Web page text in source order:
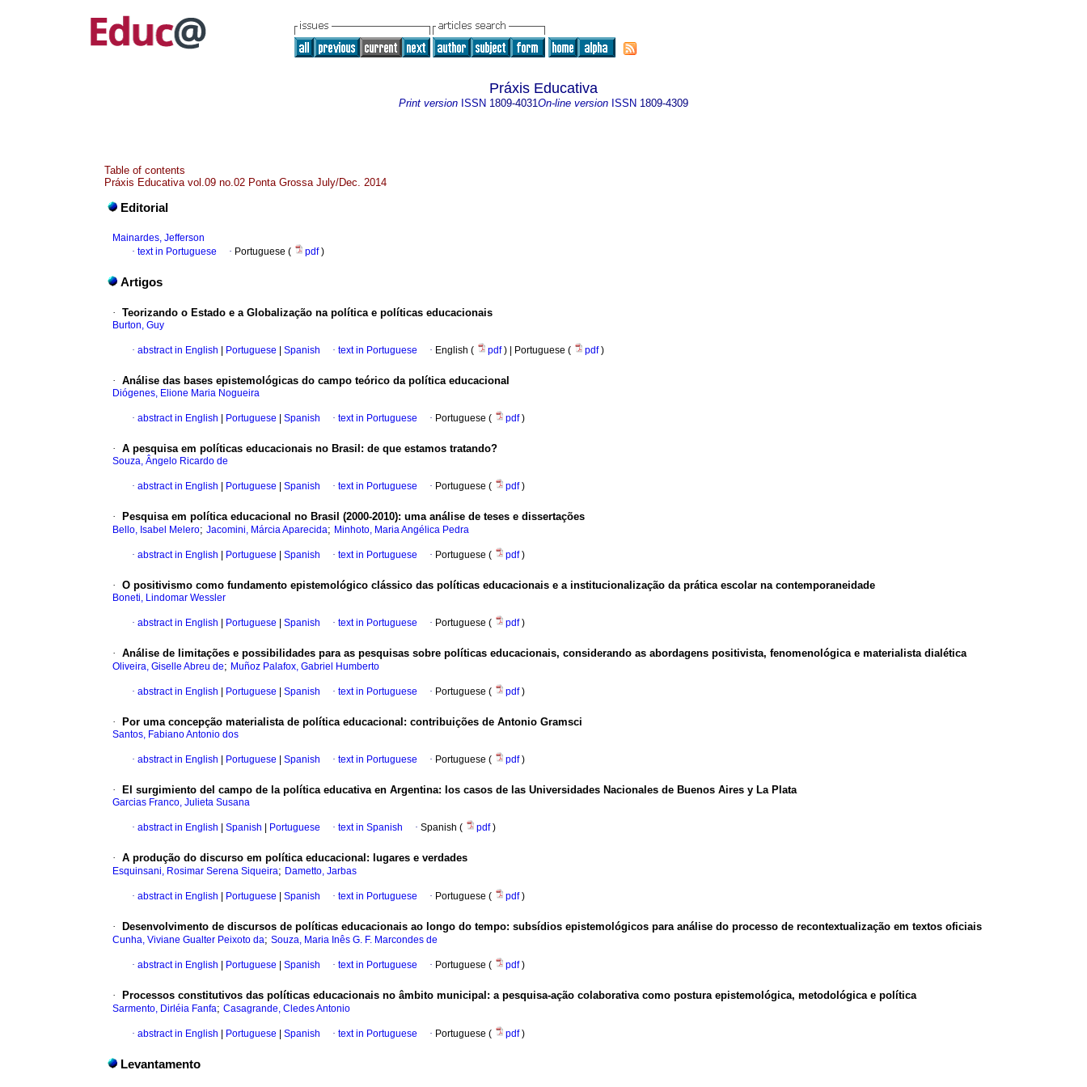
Práxis Educativa
Print version ISSN 1809-4031On-line version ISSN 1809-4309
Table of contents
Práxis Educativa vol.09 no.02 Ponta Grossa July/Dec. 2014
Editorial
Mainardes, Jefferson
· text in Portuguese · Portuguese ( pdf)
Artigos
· Teorizando o Estado e a Globalização na política e políticas educacionais
Burton, Guy
· abstract in English Portuguese Spanish · text in Portuguese · English ( pdf) | Portuguese ( pdf)
· Análise das bases epistemológicas do campo teórico da política educacional
Diógenes, Elione Maria Nogueira
· abstract in English Portuguese Spanish · text in Portuguese · Portuguese ( pdf)
· A pesquisa em políticas educacionais no Brasil: de que estamos tratando?
Souza, Ângelo Ricardo de
· abstract in English Portuguese Spanish · text in Portuguese · Portuguese ( pdf)
· Pesquisa em política educacional no Brasil (2000-2010): uma análise de teses e dissertações
Bello, Isabel Melero; Jacomini, Márcia Aparecida; Minhoto, Maria Angélica Pedra
· abstract in English Portuguese Spanish · text in Portuguese · Portuguese ( pdf)
· O positivismo como fundamento epistemológico clássico das políticas educacionais e a institucionalização da prática escolar na contemporaneidade
Boneti, Lindomar Wessler
· abstract in English Portuguese Spanish · text in Portuguese · Portuguese ( pdf)
· Análise de limitações e possibilidades para as pesquisas sobre políticas educacionais, considerando as abordagens positivista, fenomenológica e materialista dialética
Oliveira, Giselle Abreu de; Muñoz Palafox, Gabriel Humberto
· abstract in English Portuguese Spanish · text in Portuguese · Portuguese ( pdf)
· Por uma concepção materialista de política educacional: contribuições de Antonio Gramsci
Santos, Fabiano Antonio dos
· abstract in English Portuguese Spanish · text in Portuguese · Portuguese ( pdf)
· El surgimiento del campo de la política educativa en Argentina: los casos de las Universidades Nacionales de Buenos Aires y La Plata
Garcias Franco, Julieta Susana
· abstract in English Spanish Portuguese · text in Spanish · Spanish ( pdf)
· A produção do discurso em política educacional: lugares e verdades
Esquinsani, Rosimar Serena Siqueira; Dametto, Jarbas
· abstract in English Portuguese Spanish · text in Portuguese · Portuguese ( pdf)
· Desenvolvimento de discursos de políticas educacionais ao longo do tempo: subsídios epistemológicos para análise do processo de recontextualização em textos oficiais
Cunha, Viviane Gualter Peixoto da; Souza, Maria Inês G. F. Marcondes de
· abstract in English Portuguese Spanish · text in Portuguese · Portuguese ( pdf)
· Processos constitutivos das políticas educacionais no âmbito municipal: a pesquisa-ação colaborativa como postura epistemológica, metodológica e política
Sarmento, Dirléia Fanfa; Casagrande, Cledes Antonio
· abstract in English Portuguese Spanish · text in Portuguese · Portuguese ( pdf)
Levantamento